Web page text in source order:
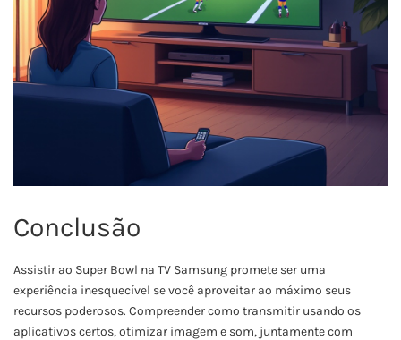
Conclusão
Assistir ao Super Bowl na TV Samsung promete ser uma
experiência inesquecível se você aproveitar ao máximo seus
recursos poderosos. Compreender como transmitir usando os
aplicativos certos, otimizar imagem e som, juntamente com